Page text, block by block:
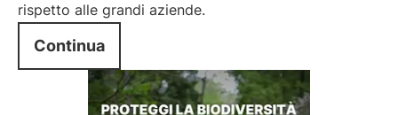
rispetto alle grandi aziende.
Continua